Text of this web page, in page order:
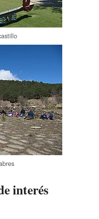
interés